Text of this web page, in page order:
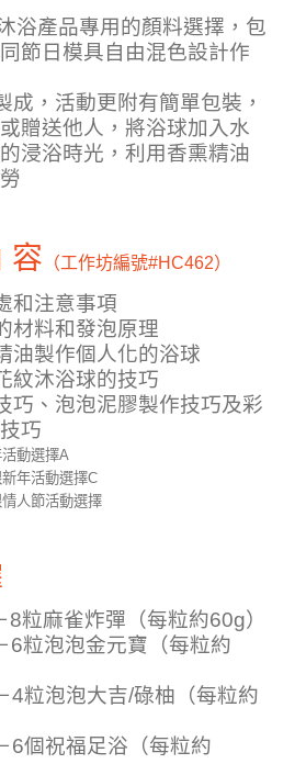
浴產品專用的顏料選擇，包
節日模具自由混色設計作
成，活動更附有簡單包裝，
贈送他人，將浴球加入水
浸浴時光，利用香熏精油
容 （工作坊編號#HC462）
和注意事項
材料和發泡原理
油製作個人化的浴球
紋沐浴球的技巧
巧、泡泡泥膠製作技巧及彩
巧
動選擇A
年活動選擇C
人節活動選擇
粒麻雀炸彈（每粒約60g）
6粒泡泡金元寶（每粒約
4粒泡泡大吉/碌柚（每粒約
6個祝福足浴（每粒約